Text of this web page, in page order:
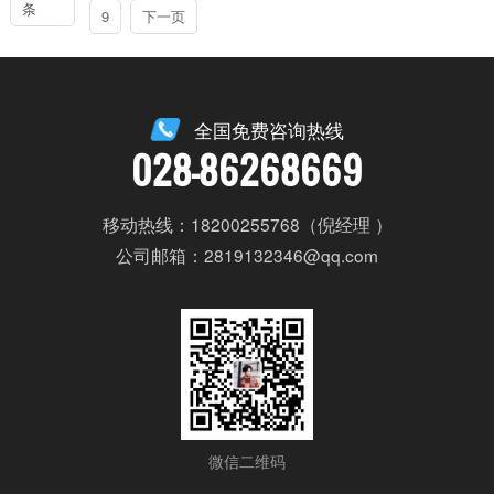
条 9 下一页
全国免费咨询热线
028-86268669
移动热线：18200255768（倪经理 ）
公司邮箱：2819132346@qq.com
微信二维码